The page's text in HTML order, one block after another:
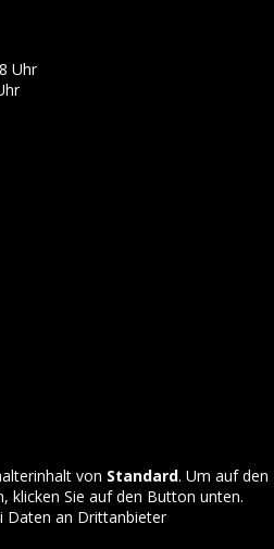
Uhr
von Standard. Um auf den
klicken Sie auf den Button unten.
Daten an Drittanbieter